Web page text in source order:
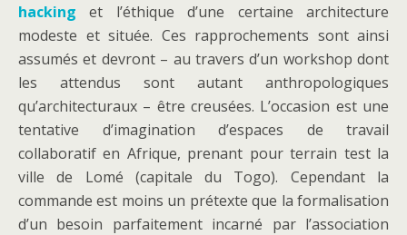
hacking
et l’éthique d’une certaine architecture
modeste et située. Ces rapprochements sont ainsi
assumés et devront – au travers d’un workshop dont
les attendus sont autant anthropologiques
qu’architecturaux – être creusées. L’occasion est une
tentative d’imagination d’espaces de travail
collaboratif en Afrique, prenant pour terrain test la
ville de Lomé (capitale du Togo). Cependant la
commande est moins un prétexte que la formalisation
d’un besoin parfaitement incarné par l’association